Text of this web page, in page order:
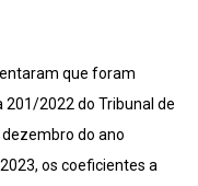
que foram
201/2022 do Tribunal de
dezembro do ano
os coeficientes a